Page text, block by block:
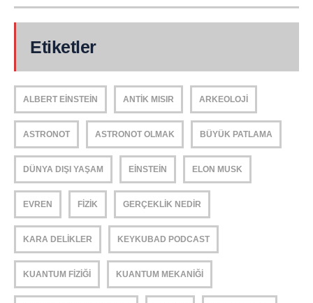
Etiketler
ALBERT EINSTEIN ANTIK MISIR ARKEOLOJI
ASTRONOT ASTRONOT OLMAK BÜYÜK PATLAMA
DÜNYA DIŞI YAŞAM EINSTEIN ELON MUSK
EVREN FIZIK GERÇEKLIK NEDIR
KARA DELIKLER KEYKUBAD PODCAST
KUANTUM FIZIĞI KUANTUM MEKANIĞI